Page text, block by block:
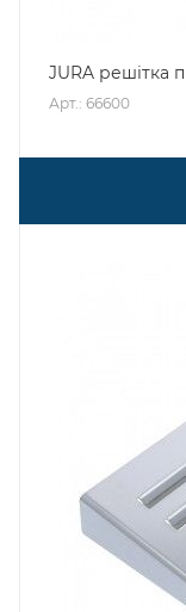
JURA решітка
Арт.: 66600